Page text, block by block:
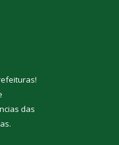
!
das